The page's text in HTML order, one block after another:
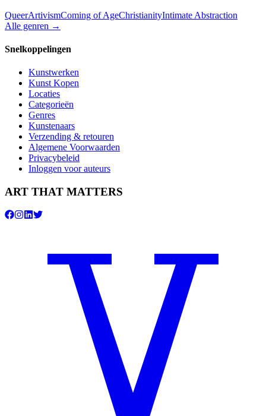
QueerArtivismComing of AgeChristianityIntimate Abstraction
Alle genren →
Snelkoppelingen
Kunstwerken
Kunst Kopen
Locaties
Categorieën
Genres
Kunstenaars
Verzending & retouren
Algemene Voorwaarden
Privacybeleid
Inloggen voor auteurs
ART THAT MATTERS